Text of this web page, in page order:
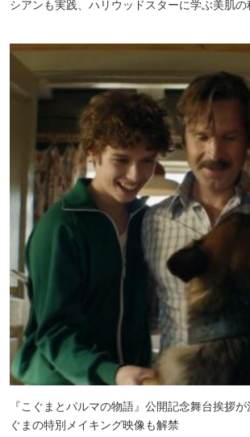
シアンも実践、ハリウッドスターに学ぶ美肌の
『こぐまとパルマの物語』公開記念舞台挨拶
ぐまの特別メイキング映像も解禁